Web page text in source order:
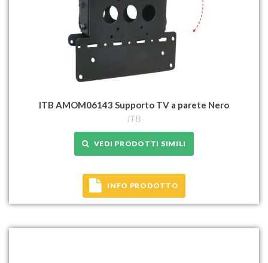
ITB AMOM06143 Supporto TV a parete Nero
ITB
VEDI PRODOTTI SIMILI
INFO PRODOTTO